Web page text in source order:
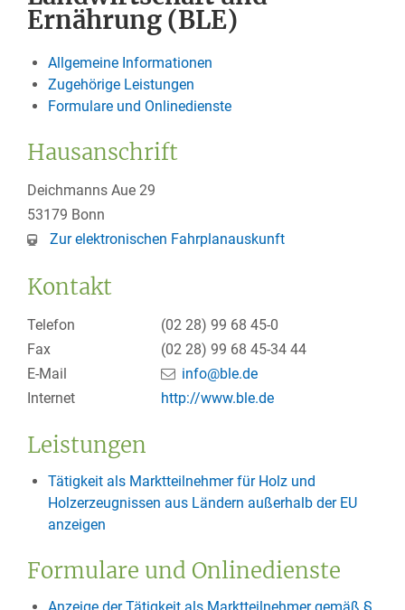
Ernährung (BLE)
Allgemeine Informationen
Zugehörige Leistungen
Formulare und Onlinedienste
Hausanschrift
Deichmanns Aue 29
53179 Bonn
Zur elektronischen Fahrplanauskunft
Kontakt
Telefon (02 28) 99 68 45-0
Fax
(02 28) 99 68 45-34 44
E-Mail
info@ble.de
Internet
http://www.ble.de
Leistungen
Tätigkeit als Marktteilnehmer für Holz und
Holzerzeugnissen aus Ländern außerhalb der EU
anzeigen
Formulare und Onlinedienste